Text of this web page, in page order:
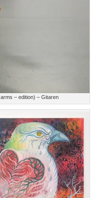
– edition) – Gitaren